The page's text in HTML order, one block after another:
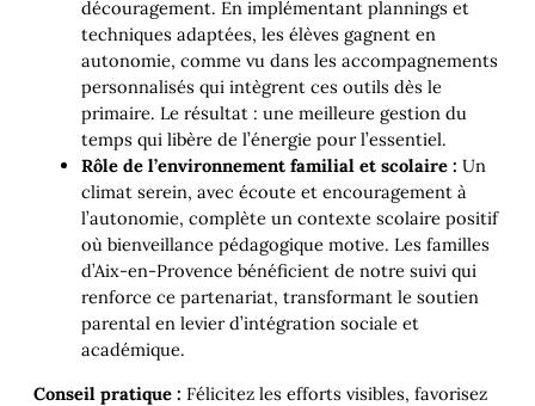
découragement. En implémentant plannings et
techniques adaptées, les élèves gagnent en
autonomie, comme vu dans les accompagnements
personnalisés qui intègrent ces outils dès le
primaire. Le résultat : une meilleure gestion du
temps qui libère de l’énergie pour l’essentiel.
Rôle de l’environnement familial et scolaire : Un
climat serein, avec écoute et encouragement à
l’autonomie, complète un contexte scolaire positif
où bienveillance pédagogique motive. Les familles
d’Aix-en-Provence bénéficient de notre suivi qui
renforce ce partenariat, transformant le soutien
parental en levier d’intégration sociale et
académique.
Conseil pratique : Félicitez les efforts visibles, favorisez